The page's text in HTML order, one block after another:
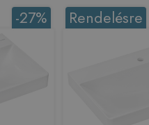
-27% Rendelésre